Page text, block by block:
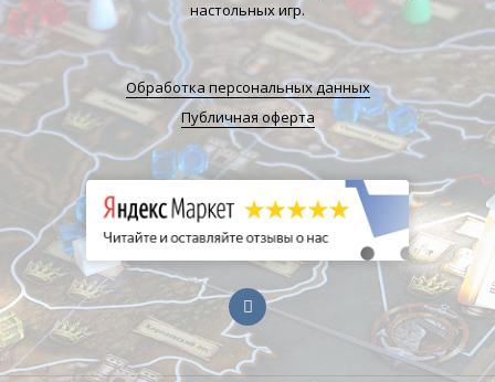
настольных игр.
Обработка персональных данных
Публичная оферта